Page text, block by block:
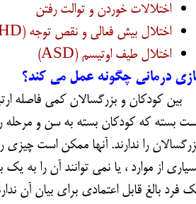
اختلالات خوردن و توالت رفتن
اختلال بیش فعالی و نقص توجه (ADHD)
اختلال طیف اوتیسم (ASD)
درمانی چگونه عمل می کند؟
کودکان و بزرگسالان کمی فاصله
بسته که کودکان بسته به سن و مرحله
را ندارند. آنها ممکن است چیزی
از موارد ، یا نمی توانند آن را به یک
فرد بالغ قابل اعتمادی برای بیان آن